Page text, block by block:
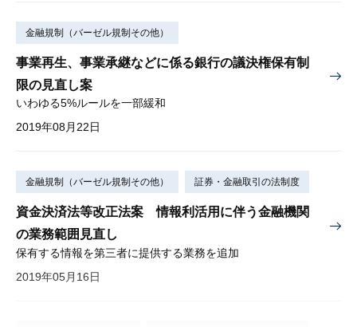
金融規制（バーゼル規制その他）
事業再生、事業承継などに係る銀行の議決権保有制
限の見直し案
いわゆる5%ルールを一部緩和
2019年08月22日
金融規制（バーゼル規制その他） 証券・金融取引の法制度
資金決済法等改正法案 情報利活用に伴う金融機関
の業務範囲見直し
保有する情報を第三者に提供する業務を追加
2019年05月16日